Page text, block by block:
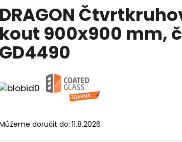
produktu
je
0,0
5
hvězdiček.
DRAGON
kout 900x900 mm,
GD4490
doručit do: 11.8.2026
HLEDAT